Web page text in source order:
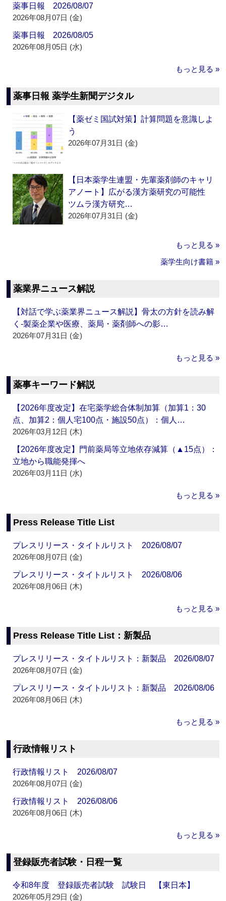
薬事日報 2026/08/07
2026年08月07日 (金)
薬事日報 2026/08/05
2026年08月05日 (水)
もっと見る »
薬事日報 薬学生新聞デジタル
【薬ゼミ国試対策】計算問題を意識しよ
う
2026年07月31日 (金)
【日本薬学生連盟・先輩薬剤師のキャリ
アノート】広がる漢方薬研究の可能性
ツムラ漢方研究…
2026年07月31日 (金)
もっと見る »
薬学生向け書籍 »
薬業界ニュース解説
【対話で学ぶ薬業界ニュース解説】骨太の方針を読み解
く‐製薬企業や医療、薬局・薬剤師への影…
2026年07月31日 (金)
もっと見る »
薬事キーワード解説
【2026年度改定】在宅薬学総合体制加算（加算1：30
点、加算2：個人宅100点・施設50点）：個人…
2026年03月12日 (木)
【2026年度改定】門前薬局等立地依存減算（▲15点）：
立地から職能発揮へ
2026年03月11日 (水)
もっと見る »
Press Release Title List
プレスリリース・タイトルリスト 2026/08/07
2026年08月07日 (金)
プレスリリース・タイトルリスト 2026/08/06
2026年08月06日 (木)
もっと見る »
Press Release Title List：新製品
プレスリリース・タイトルリスト：新製品 2026/08/07
2026年08月07日 (金)
プレスリリース・タイトルリスト：新製品 2026/08/06
2026年08月06日 (木)
もっと見る »
行政情報リスト
行政情報リスト 2026/08/07
2026年08月07日 (金)
行政情報リスト 2026/08/06
2026年08月06日 (木)
もっと見る »
登録販売者試験・日程一覧
令和8年度 登録販売者試験 試験日 【東日本】
2026年05月29日 (金)